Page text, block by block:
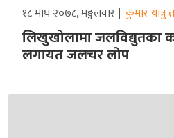
१८ माघ २०७८, मङ्गलवार कुमार यात्रु
लिखुखोलामा जलविद्युतका
लगायत जलचर लोप